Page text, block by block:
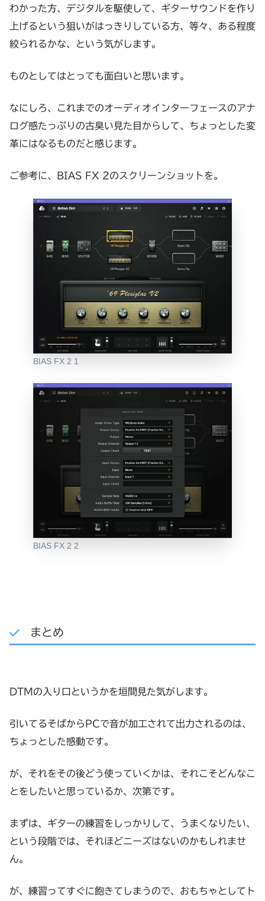
わかった方、デジタルを駆使して、ギターサウンドを作り
上げるという狙いがはっきりしている方、等々、ある程度
絞られるかな、という気がします。
ものとしてはとっても面白いと思います。
なにしろ、これまでのオーディオインターフェースのアナ
ログ感たっぷりの古臭い見た目からして、ちょっとした変
革にはなるものだと感じます。
ご参考に、BIAS FX 2のスクリーンショットを。
BIAS FX 2 1
BIAS FX 2 2
まとめ
DTMの入り口というかを垣間見た気がします。
引いてるそばからPCで音が加工されて出力されるのは、
ちょっとした感動です。
が、それをその後どう使っていくかは、それこそどんなこ
とをしたいと思っているか、次第です。
まずは、ギターの練習をしっかりして、うまくなりたい、
という段階では、それほどニーズはないのかもしれませ
ん。
が、練習ってすぐに飽きてしまうので、おもちゃとしてト